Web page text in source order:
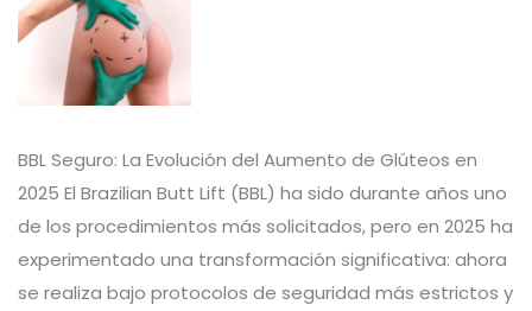
BBL Seguro: La Evolución del Aumento de Glúteos en
2025 El Brazilian Butt Lift (BBL) ha sido durante años uno
de los procedimientos más solicitados, pero en 2025 ha
experimentado una transformación significativa: ahora
se realiza bajo protocolos de seguridad más estrictos y